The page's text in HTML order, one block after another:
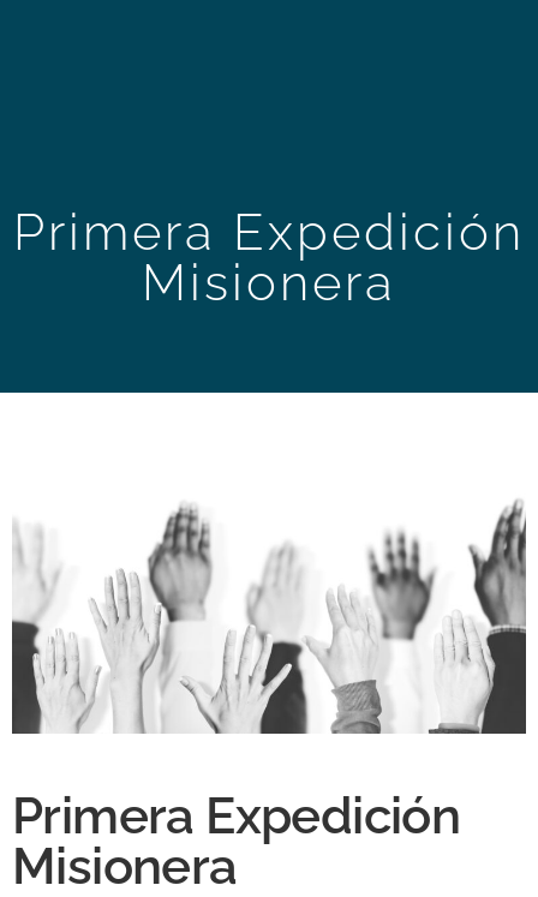
Primera Expedición
Misionera
Primera Expedición
Misionera